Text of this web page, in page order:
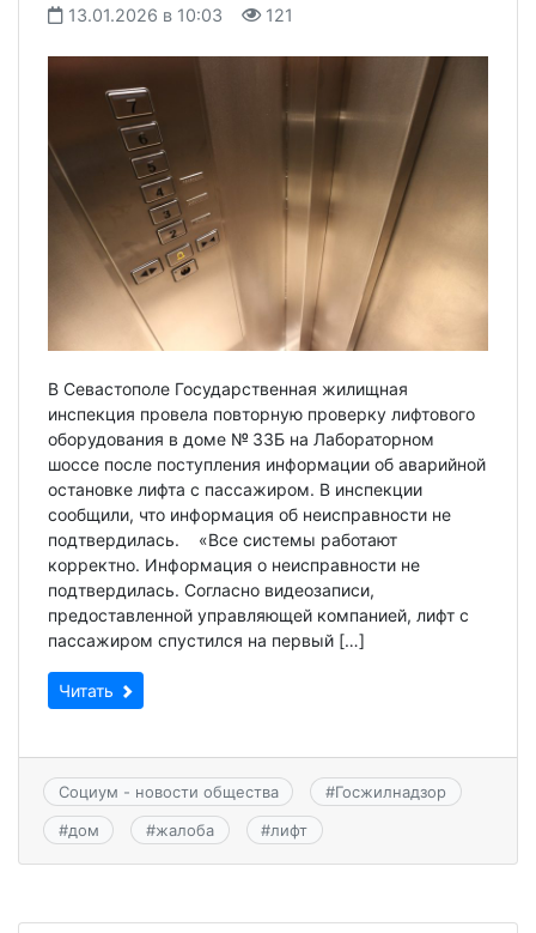
13.01.2026 в 10:03 121
В Севастополе Государственная жилищная
инспекция провела повторную проверку лифтового
оборудования в доме № 33Б на Лабораторном
шоссе после поступления информации об аварийной
остановке лифта с пассажиром. В инспекции
сообщили, что информация об неисправности не
подтвердилась. «Все системы работают
корректно. Информация о неисправности не
подтвердилась. Согласно видеозаписи,
предоставленной управляющей компанией, лифт с
пассажиром спустился на первый […]
Читать
Социум - новости общества #Госжилнадзор
#дом #жалоба #лифт